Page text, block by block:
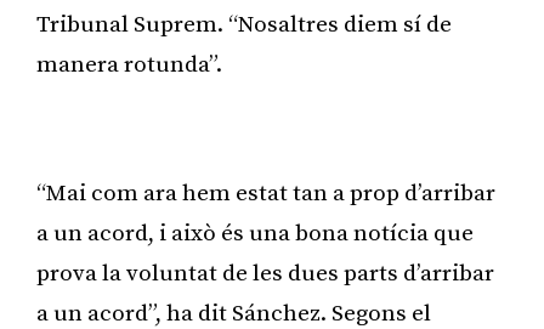
Tribunal Suprem. “Nosaltres diem sí de
manera rotunda”.
“Mai com ara hem estat tan a prop d’arribar
a un acord, i això és una bona notícia que
prova la voluntat de les dues parts d’arribar
a un acord”, ha dit Sánchez. Segons el